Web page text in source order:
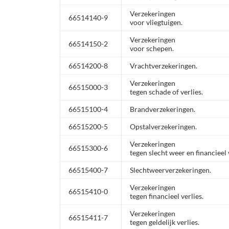
66514140-9
Verzekeringen
voor vliegtuigen.
66514150-2
Verzekeringen
voor schepen.
66514200-8
Vrachtverzekeringen.
66515000-3
Verzekeringen
tegen schade of verlies.
66515100-4
Brandverzekeringen.
66515200-5
Opstalverzekeringen.
66515300-6
Verzekeringen
tegen slecht weer en financieel
66515400-7
Slechtweerverzekeringen.
66515410-0
Verzekeringen
tegen financieel verlies.
66515411-7
Verzekeringen
tegen geldelijk verlies.